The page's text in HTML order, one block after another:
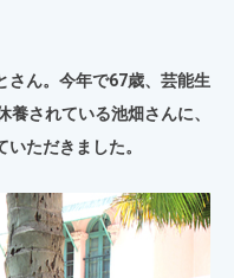
さん。今年で67歳、芸能生
されている池畑さんに、
ただきました。